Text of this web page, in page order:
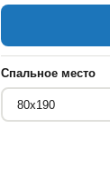
Спальное место